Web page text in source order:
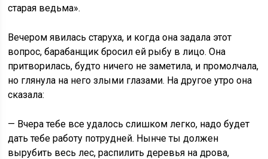
старая ведьма».
Вечером явилась старуха, и когда она задала этот
вопрос, барабанщик бросил ей рыбу в лицо. Она
притворилась, будто ничего не заметила, и промолчала,
но глянула на него злыми глазами. На другое утро она
сказала:
— Вчера тебе все удалось слишком легко, надо будет
дать тебе работу потрудней. Нынче ты должен
вырубить весь лес, распилить деревья на дрова,